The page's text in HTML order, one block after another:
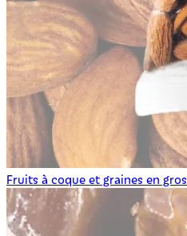
Fruits à coque et graines en gros